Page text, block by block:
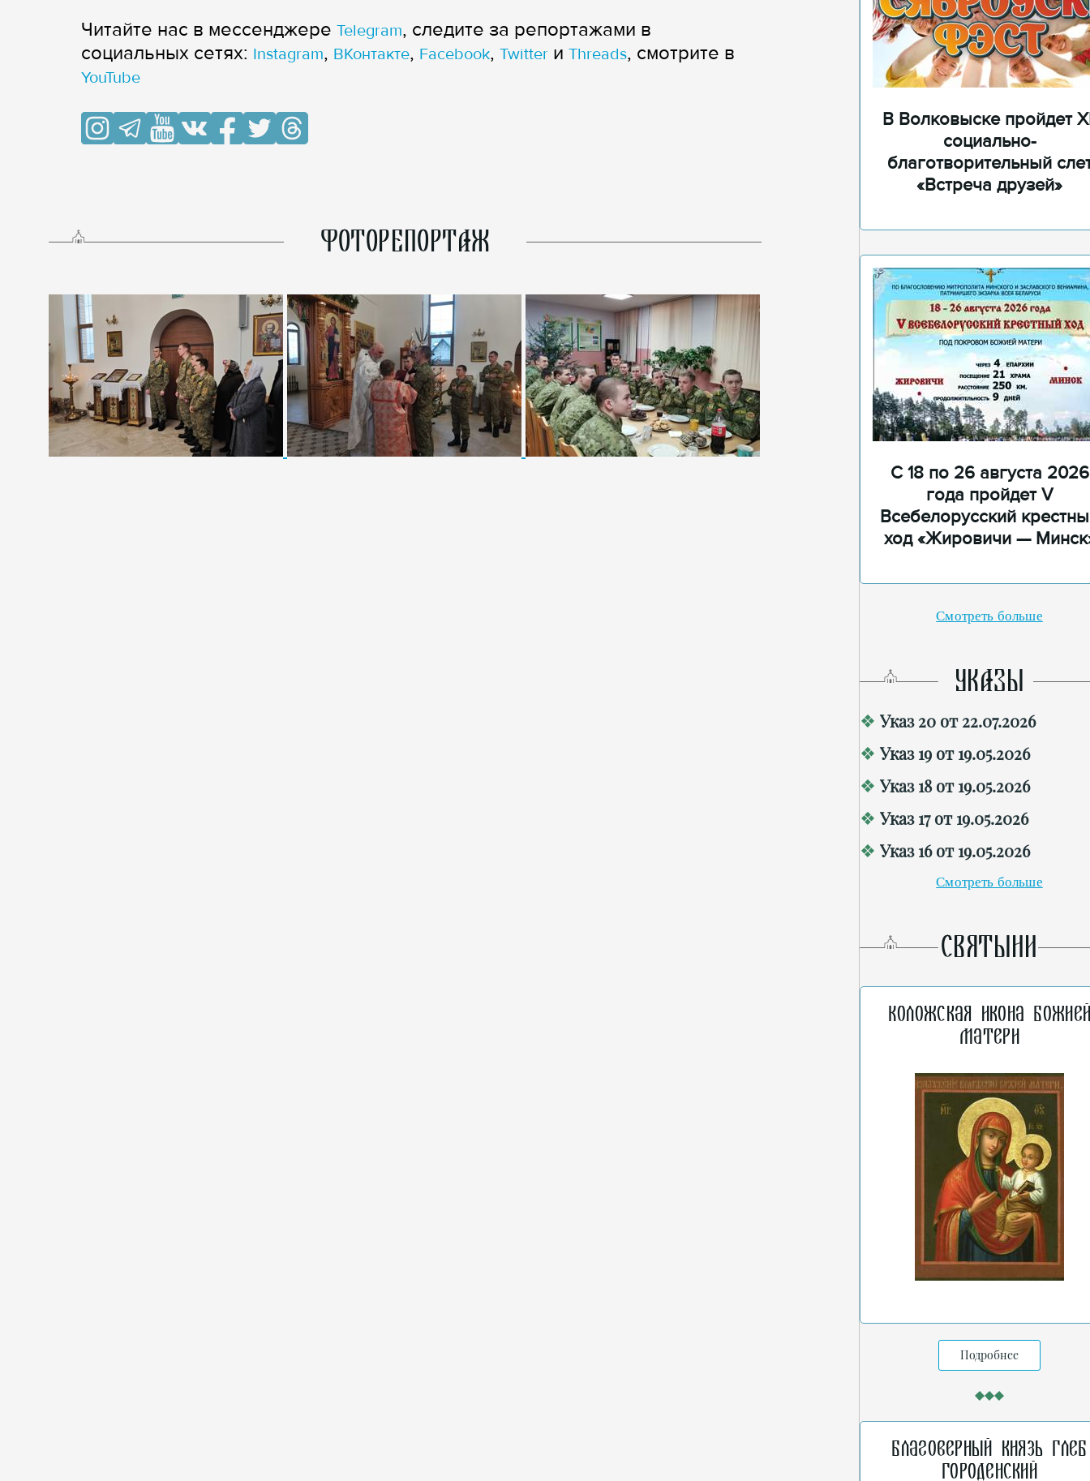
Читайте нас в мессенджере Telegram, следите за репортажами в
cоциальных сетях: Instagram, ВКонтакте, Facebook, Twitter и Threads, смотрите в
YouTube
ФОТОРЕПОРТАЖ
В Волковыске пройдет
социально-
благотворительный
«Встреча друзей»
С 18 по 26 августа 2026
года пройдет V
Всебелорусский
ход «Жировичи —
Смотреть больше
УКАЗЫ
Указ 20 от 22.07.2026
Указ 19 от 19.05.2026
Указ 18 от 19.05.2026
Указ 17 от 19.05.2026
Указ 16 от 19.05.2026
Смотреть больше
СВЯТЫНИ
Коложская икона
Матери
Подробнее
Благоверный князь Глеб
Городенский